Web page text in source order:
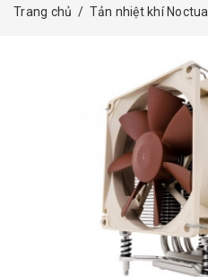
Trang chủ / Tản nhiệt khí Noctua